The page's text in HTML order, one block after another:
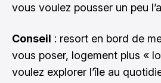
vous voulez pousser un peu
Conseil : resort en bord de
vous poser, logement plus «
voulez explorer l’île au